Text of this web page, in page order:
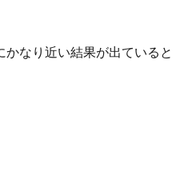
なり近い結果が出ていると